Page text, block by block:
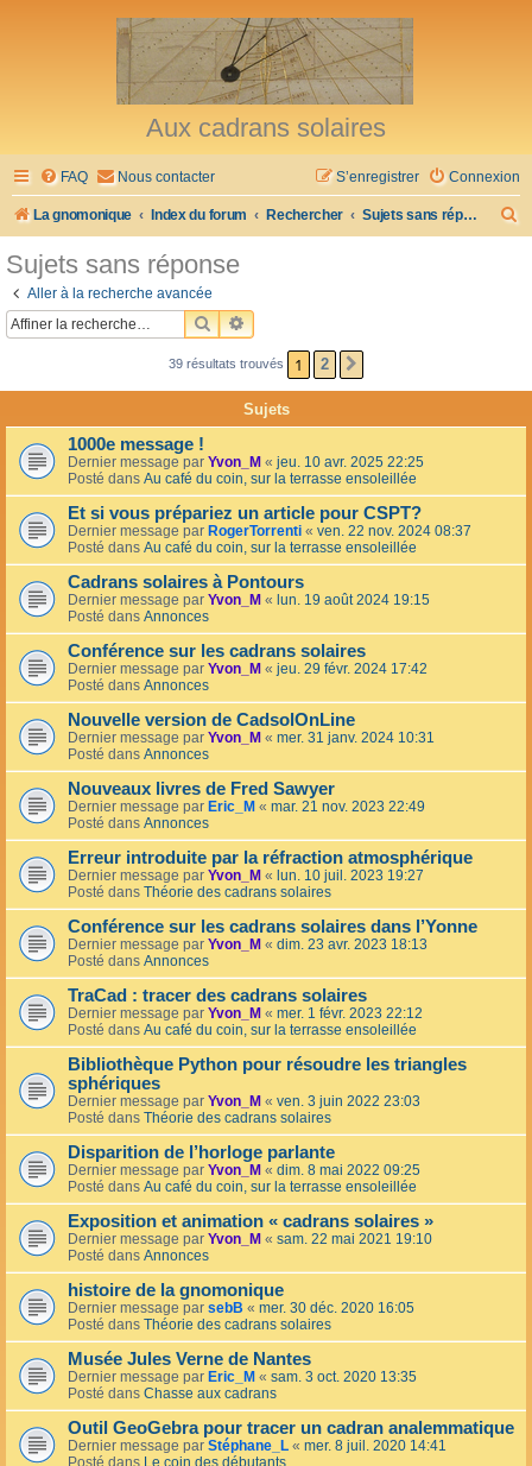
Aux cadrans solaires
FAQ Nous contacter Connexion
S’enregistrer
La gnomonique Index du forum Rechercher Sujets sans réponse
h
r
Sujets sans réponse
Aller à la recherche avancée
RECHERCHER
RECHERCHE AVANCÉE
39 résultats trouvés 1 2
Sujets
1000e message !
Dernier message par Yvon_M « jeu. 10 avr. 2025 22:25
Posté dans Au café du coin, sur la terrasse ensoleillée
Et si vous prépariez un article pour CSPT?
Dernier message par RogerTorrenti « ven. 22 nov. 2024 08:37
Posté dans Au café du coin, sur la terrasse ensoleillée
Cadrans solaires à Pontours
Dernier message par Yvon_M « lun. 19 août 2024 19:15
Posté dans Annonces
Conférence sur les cadrans solaires
Dernier message par Yvon_M « jeu. 29 févr. 2024 17:42
Posté dans Annonces
Nouvelle version de CadsolOnLine
Dernier message par Yvon_M « mer. 31 janv. 2024 10:31
Posté dans Annonces
Nouveaux livres de Fred Sawyer
Dernier message par Eric_M « mar. 21 nov. 2023 22:49
Posté dans Annonces
Erreur introduite par la réfraction atmosphérique
Dernier message par Yvon_M « lun. 10 juil. 2023 19:27
Posté dans Théorie des cadrans solaires
Conférence sur les cadrans solaires dans l’Yonne
Dernier message par Yvon_M « dim. 23 avr. 2023 18:13
Posté dans Annonces
TraCad : tracer des cadrans solaires
Dernier message par Yvon_M « mer. 1 févr. 2023 22:12
Posté dans Au café du coin, sur la terrasse ensoleillée
Bibliothèque Python pour résoudre les triangles
sphériques
Dernier message par Yvon_M « ven. 3 juin 2022 23:03
Posté dans Théorie des cadrans solaires
Disparition de l’horloge parlante
Dernier message par Yvon_M « dim. 8 mai 2022 09:25
Posté dans Au café du coin, sur la terrasse ensoleillée
Exposition et animation « cadrans solaires »
Dernier message par Yvon_M « sam. 22 mai 2021 19:10
Posté dans Annonces
histoire de la gnomonique
Dernier message par sebB « mer. 30 déc. 2020 16:05
Posté dans Théorie des cadrans solaires
Musée Jules Verne de Nantes
Dernier message par Eric_M « sam. 3 oct. 2020 13:35
Posté dans Chasse aux cadrans
Outil GeoGebra pour tracer un cadran analemmatique
Dernier message par Stéphane_L « mer. 8 juil. 2020 14:41